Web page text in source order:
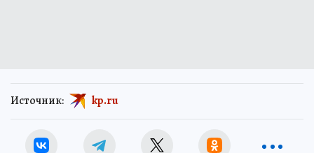
Источник: kp.ru